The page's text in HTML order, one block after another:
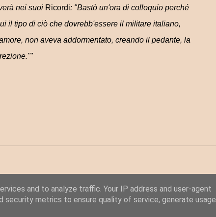
nei suoi Ricordi: "Bastò un'ora di colloquio perché
il tipo di ciò che dovrebb'essere il militare italiano,
non aveva addormentato, creando il pedante, la
"
and to analyze traffic. Your IP address and user-agent
security metrics to ensure quality of service, generate usage